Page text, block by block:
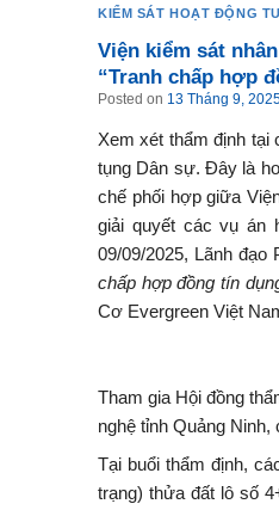
KIỂM SÁT HOẠT ĐỘNG
Viện kiểm sát
“Tranh chấp hợp
Posted on 13 Tháng 9,
Xem xét thẩm định tại
tụng Dân sự. Đây là
chế phối hợp giữa
giải quyết các vụ án
09/09/2025, Lãnh đạo
chấp hợp đồng tín
Cơ Evergreen Việt
Tham gia Hội đồng
nghệ tỉnh Quảng
Tại buổi thẩm định,
trạng) thửa đất lô số